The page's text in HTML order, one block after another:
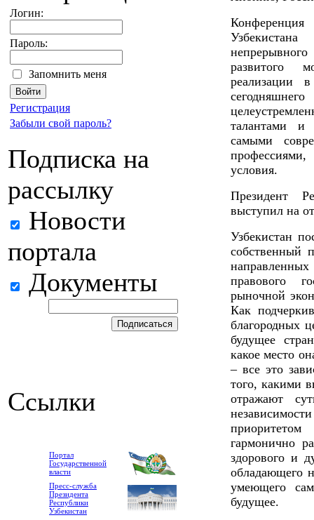
Логин:
Пароль:
Запомнить меня
Регистрация
Забыли свой пароль?
Подписка на
рассылку
Новости
портала
Документы
Ссылки
Портал
Государственной
власти
Пресс-служба
Президента
Республики
Узбекистан
развитого
реализации
талантами и
самыми
профессиями,
условия.
Президент
выступил на
Узбекистан
собственный
правового
рыночной
Как
благородных
будущее
какое место
– все это
того, какими
отражают
гармонично
здорового и
обладающего
умеющего
будущее.